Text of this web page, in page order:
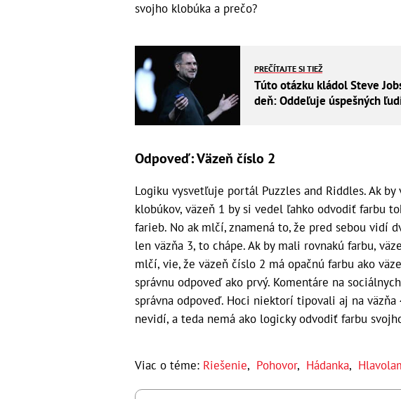
svojho klobúka a prečo?
PREČÍTAJTE SI TIEŽ
Túto otázku kládol Steve
deň: Oddeľuje úspešných
Odpoveď: Väzeň číslo 2
Logiku vysvetľuje portál Puzzles and Riddles. Ak
klobúkov, väzeň 1 by si vedel ľahko odvodiť farbu
farieb. No ak mlčí, znamená to, že pred sebou vidí
len väzňa 3, to chápe. Ak by mali rovnakú farbu,
mlčí, vie, že väzeň číslo 2 má opačnú farbu ako
správnu odpoveď ako prvý. Komentáre na
správna odpoveď. Hoci niektorí tipovali aj na
nevidí, a teda nemá ako logicky odvodiť farbu
Viac o téme: Riešenie, Pohovor, Hádanka,